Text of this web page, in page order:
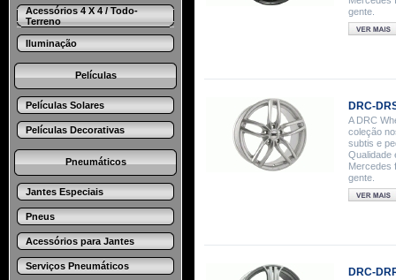
Acessórios 4 X 4 / Todo-
Terreno
Iluminação
Películas
Películas Solares
Películas Decorativas
Pneumáticos
Jantes Especiais
Pneus
Acessórios para Jantes
Serviços Pneumáticos
gente.
DRC-
A DRC
coleção
subtis e
Qualidade
Mercedes
gente.
DRC-